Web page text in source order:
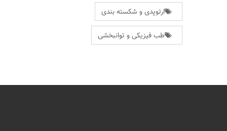
ارتوپدی و شکسته بندی
طب فیزیکی و توانبخشی